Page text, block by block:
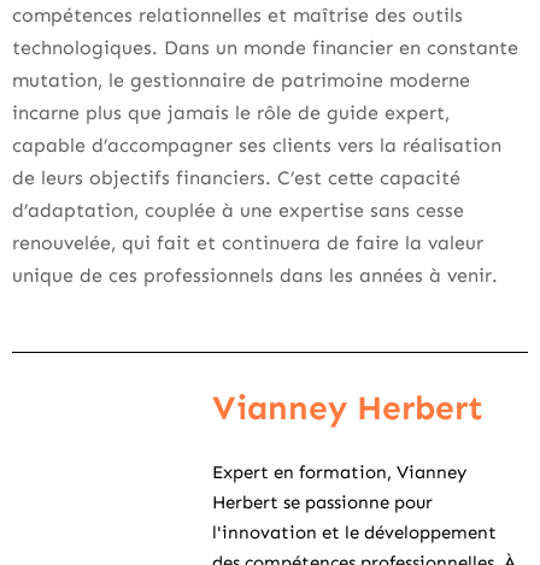
compétences relationnelles et maîtrise des outils
technologiques. Dans un monde financier en constante
mutation, le gestionnaire de patrimoine moderne
incarne plus que jamais le rôle de guide expert,
capable d’accompagner ses clients vers la réalisation
de leurs objectifs financiers. C’est cette capacité
d’adaptation, couplée à une expertise sans cesse
renouvelée, qui fait et continuera de faire la valeur
unique de ces professionnels dans les années à venir.
Vianney Herbert
Expert en formation, Vianney
Herbert se passionne pour
l'innovation et le développement